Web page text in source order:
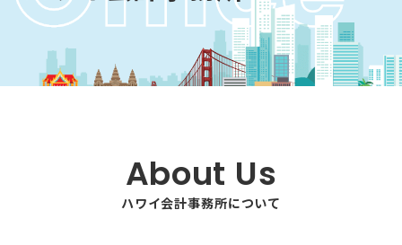
About Us
ハワイ会計事務所について